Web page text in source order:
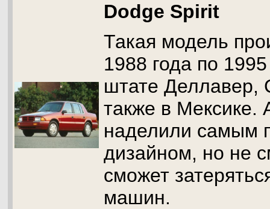
Dodge Spirit
Такая модель
1988 года по
штате Деллавер,
также в Мексике.
наделили самым
дизайном, но не
сможет
машин.